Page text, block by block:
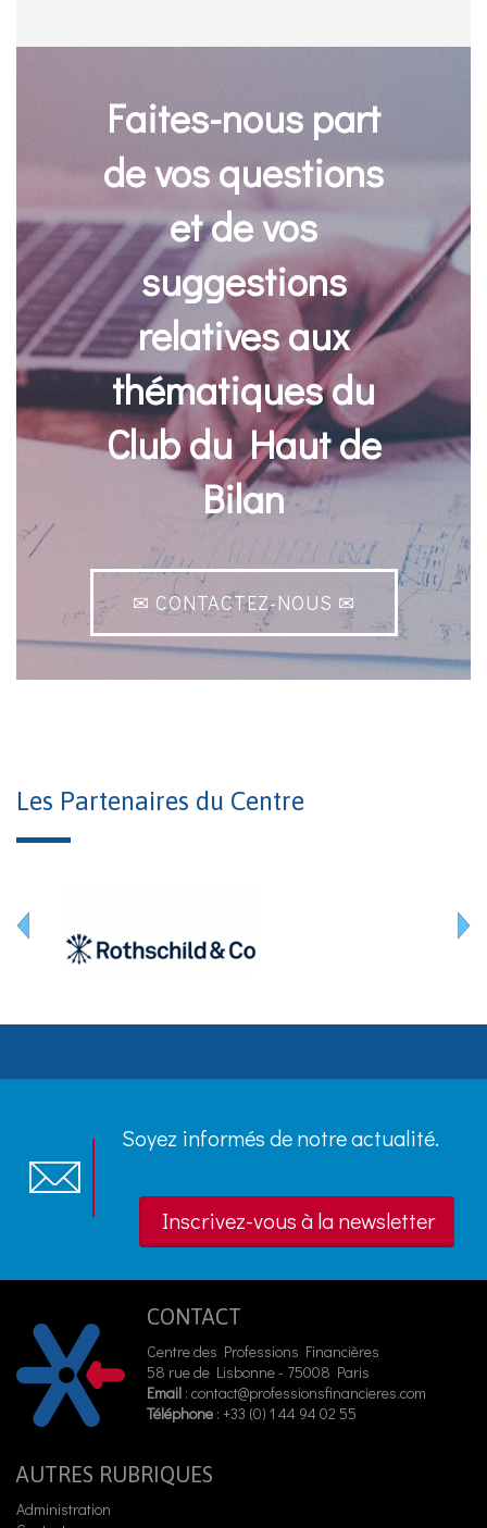
Faites-nous part
de vos questions
et de vos
suggestions
relatives aux
thématiques du
Club du Haut de
Bilan
✉ CONTACTEZ-NOUS ✉
Les Partenaires du Centre
Soyez informés de notre actualité.
Inscrivez-vous à la newsletter
CONTACT
Centre des Professions Financières
58 rue de Lisbonne - 75008 Paris
Email : contact@professionsfinancieres.com
Téléphone : +33 (0) 1 44 94 02 55
AUTRES RUBRIQUES
Administration